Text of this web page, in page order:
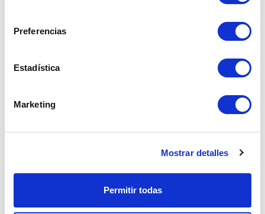
Preferencias
Estadística
Marketing
Mostrar detalles
Permitir todas
COMUNICADO - CORTE PROGRAMADO
Cusco